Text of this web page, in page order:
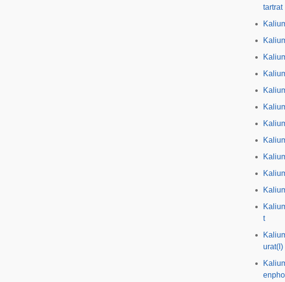
tartrat
t
urat(I)